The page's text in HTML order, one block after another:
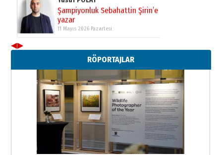
Yusuf POLAT
Şampiyonluk Sebahattin Şirin’e
yazar
◀▶
RÖPORTAJLAR